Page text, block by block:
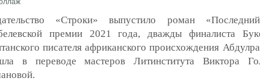
«Строки» выпустило роман
премии 2021 года, дважды финалиста
писателя африканского происхождения
в переводе мастеров Литинститута Виктора